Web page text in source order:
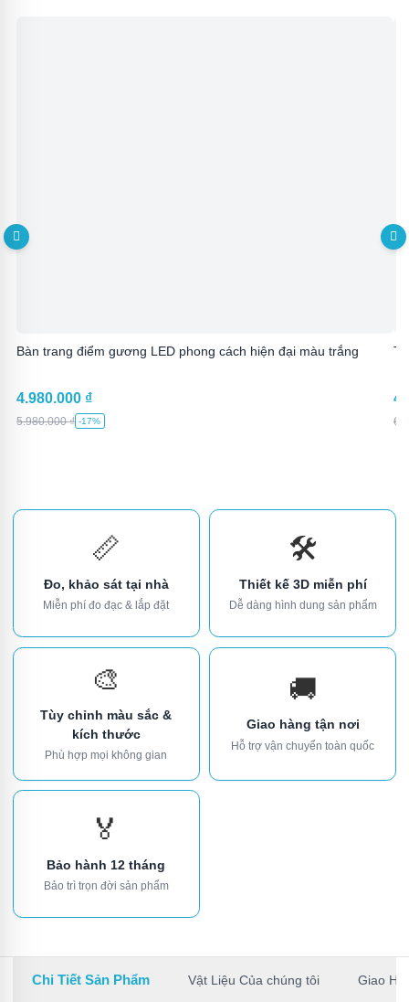
Bàn trang điểm gương LED phong cách hiện đại màu trắng
4.980.000 ₫
5.980.000₫ -17%
📏
Đo, khảo sát tại nhà
Miễn phí đo đạc & lắp đặt
🛠️
Thiết kế 3D miễn phí
Dễ dàng hình dung sản phẩm
🎨
Tùy chỉnh màu sắc &
kích thước
Phù hợp mọi không gian
🚚
Giao hàng tận nơi
Hỗ trợ vận chuyển toàn quốc
🏅
Bảo hành 12 tháng
Bảo trì trọn đời sản phẩm
Chi Tiết Sản Phẩm Vật Liệu Của chúng tôi Giao